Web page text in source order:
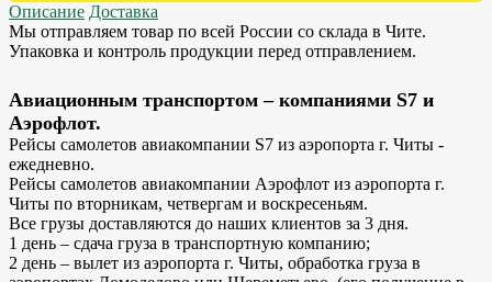
Описание Доставка
Мы отправляем товар по всей России со склада в Чите.
Упаковка и контроль продукции перед отправлением.
Авиационным транспортом – компаниями S7 и
Аэрофлот.
Рейсы самолетов авиакомпании S7 из аэропорта г. Читы -
ежедневно.
Рейсы самолетов авиакомпании Аэрофлот из аэропорта г.
Читы по вторникам, четвергам и воскресеньям.
Все грузы доставляются до наших клиентов за 3 дня.
1 день – сдача груза в транспортную компанию;
2 день – вылет из аэропорта г. Читы, обработка груза в